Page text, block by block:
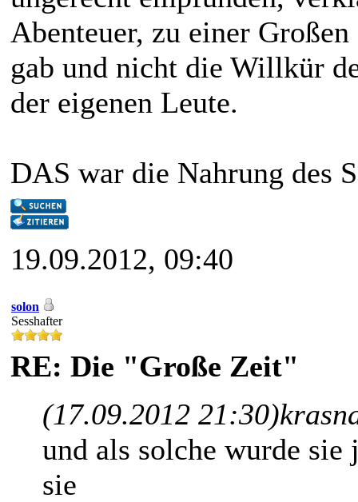
Abenteuer, zu einer
gab und nicht die Willkür
der eigenen Leute.
DAS war die Nahrung des
19.09.2012, 09:40
solon
Sesshafter
RE: Die "Große Zeit"
(17.09.2012 21:30)
und als solche wurde
sie